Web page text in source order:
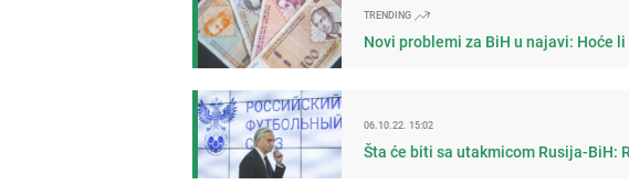
TRENDING
Novi problemi za BiH u najavi: Hoće
06.10.22. 15:02
Šta će biti sa utakmicom Rusija-BiH: